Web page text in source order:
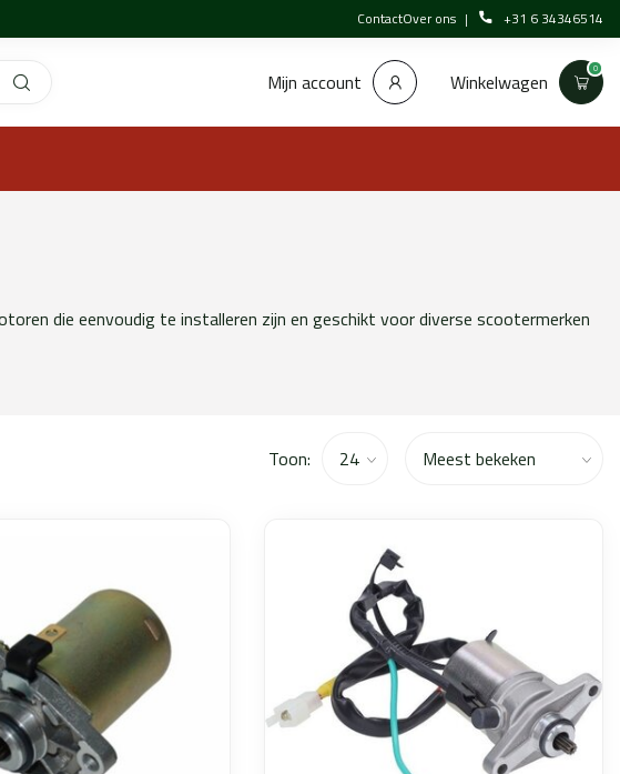
ContactOver ons +31 6 34346514
Mijn account Winkelwagen 0
die eenvoudig te installeren zijn en geschikt voor diverse scootermerken
Toon: